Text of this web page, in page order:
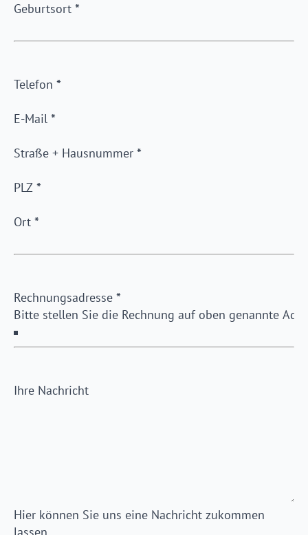
Geburtsort *
Telefon *
E-Mail *
Straße + Hausnummer *
PLZ *
Ort *
Rechnungsadresse *
Ihre Nachricht
Hier können Sie uns eine Nachricht zukommen